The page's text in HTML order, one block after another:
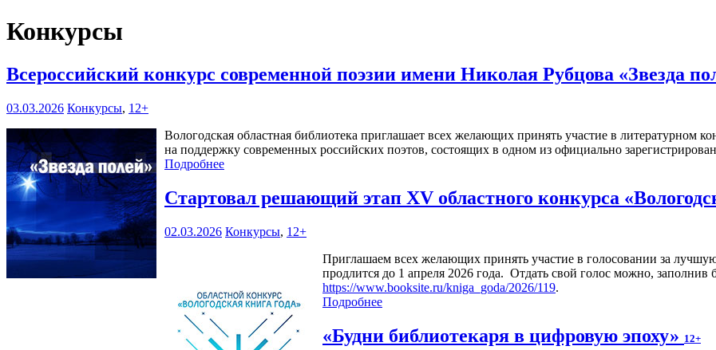
Конкурсы
Всероссийский конкурс современной поэзии имени Николая Рубцова «Звезда
03.03.2026 Конкурсы, 12+
Вологодская областная библиотека приглашает всех желающих принять участие в
на поддержку современных российских поэтов, состоящих в одном из официально
Подробнее
Стартовал решающий этап XV областного конкурса
02.03.2026 Конкурсы, 12+
Приглашаем всех желающих принять участие в голосовании за
продлится до 1 апреля 2026 года. Отдать свой голос можно,
https://www.booksite.ru/kniga_goda/2026/119.
Подробнее
«Будни библиотекаря в цифровую эпоху» 12+